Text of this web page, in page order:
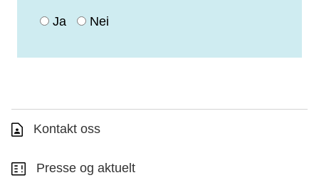
Ja Nei
Kontakt oss
Presse og aktuelt